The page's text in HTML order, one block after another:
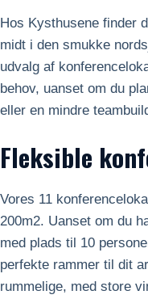
Hos Kysthusene finder
midt i den smukke
udvalg af
behov, uanset om du
eller en mindre
Fleksible
Vores 11
200m2. Uanset om du
med plads til 10
perfekte rammer til dit
rummelige, med store